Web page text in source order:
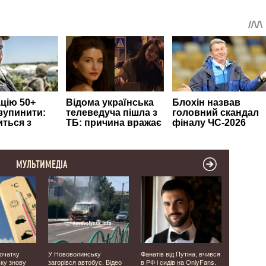
МУЛЬТИМЕДІА
знову
У Нововолинську
загорівся автобус. Відео
Фанатів від Путіна, вчився
в РФ і сидів на OnlyFans.